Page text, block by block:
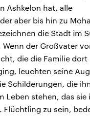
Ashkelon hat, alle
aber bis hin zu
die Stadt im
Wenn der Großvater
die die Familie
leuchten seine
Schilderungen, die
Leben stehen, das sie
Flüchtling zu sein,